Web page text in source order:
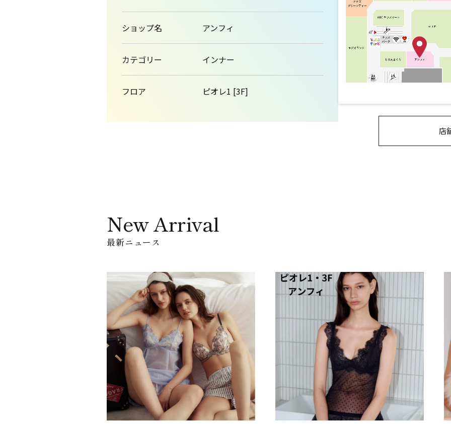
ショップ名 アンフィ
カテゴリー インナー
フロア ピオレ1 [3F]
店
New Arrival
最新ニュース